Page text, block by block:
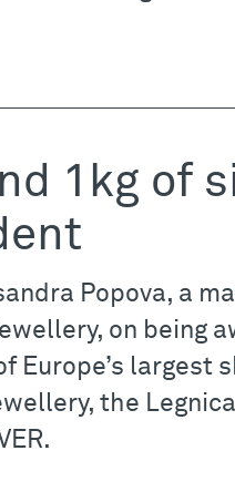
1kg of
Popova, a
on being
Europe’s largest
the Legnica